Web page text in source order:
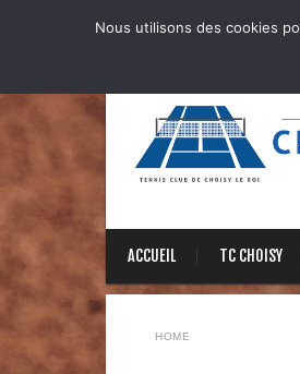
ACCUEIL TC CHOISY
HOME
Nous utilisons des cookies